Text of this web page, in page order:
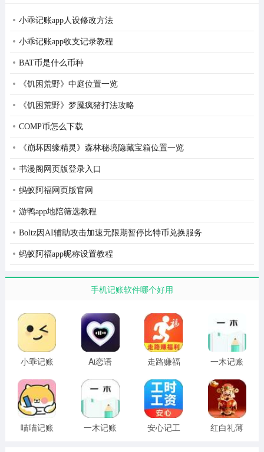
小乖记账app人设修改方法
小乖记账app收支记录教程
BAT币是什么币种
《饥困荒野》中庭位置一览
《饥困荒野》梦魇疯猪打法攻略
COMP币怎么下载
《崩坏因缘精灵》森林秘境隐藏宝箱位置一览
书漫阁网页版登录入口
蚂蚁阿福网页版官网
游鸭app地陪筛选教程
Boltz因AI辅助攻击加速无限期暂停比特币兑换服务
蚂蚁阿福app昵称设置教程
手机记账软件哪个好用
小乖记账
Ai恋语
走路赚福
一木记账
喵喵记账
一木记账
安心记工
红白礼薄